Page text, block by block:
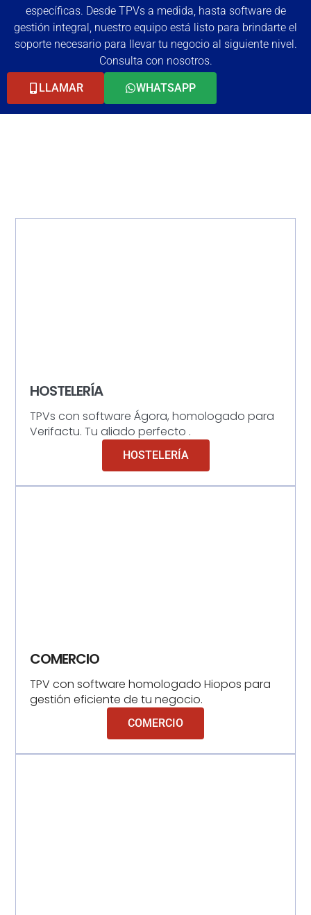
específicas. Desde TPVs a medida, hasta software de
gestión integral, nuestro equipo está listo para brindarte el
soporte necesario para llevar tu negocio al siguiente nivel.
Consulta con nosotros.
LLAMAR WHATSAPP
HOSTELERÍA
TPVs con software Ágora, homologado para
Verifactu. Tu aliado perfecto .
HOSTELERÍA
COMERCIO
TPV con software homologado Hiopos para
gestión eficiente de tu negocio.
COMERCIO